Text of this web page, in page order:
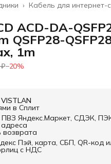
Кабель для интернет-
›
ACD-DA-
QSFP28-
1m
−20%
в Сплит
Яндекс.Маркет, СДЭК,
возврата
Пэй, карта, СБП, QR-код
с НДС